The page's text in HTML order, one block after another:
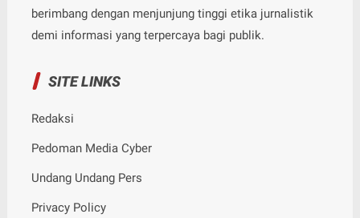
berimbang dengan menjunjung tinggi etika jurnalistik
demi informasi yang terpercaya bagi publik.
SITE LINKS
Redaksi
Pedoman Media Cyber
Undang Undang Pers
Privacy Policy